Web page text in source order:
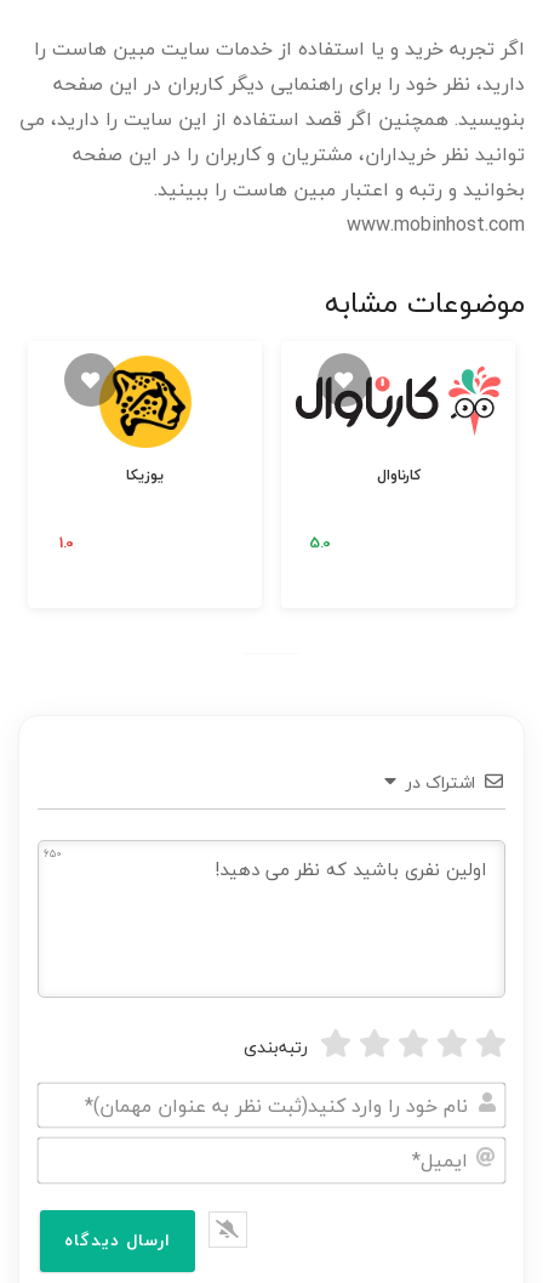
اگر تجربه خرید و یا استفاده از خدمات سایت مبین هاست را
دارید، نظر خود را برای راهنمایی دیگر کاربران در این صفحه
بنویسید. همچنین اگر قصد استفاده از این سایت را دارید، می
توانید نظر خریداران، مشتریان و کاربران را در این صفحه
بخوانید و رتبه و اعتبار مبین هاست را ببینید.
www.mobinhost.com
موضوعات مشابه
یوزیکا کارناوال
اشتراک در
650
رتبه‌بندی
نام
خود